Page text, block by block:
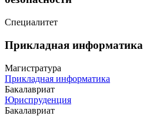
Специалитет
Прикладная информатика
Магистратура
Прикладная информатика
Бакалавриат
Юриспруденция
Бакалавриат